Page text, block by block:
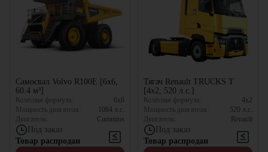
Самосвал Volvo R100E [6x6,
60.4 м³]
Колёсная формула:
6x6
Мощность двигателя:
1084 л.с.
Двигатель:
Cummins
Под заказ
Товар распродан
Тягач Renault TRUCKS T
[4x2, 520 л.с.]
Колёсная формула:
4x2
Мощность двигателя:
520 л.с.
Двигатель:
Renault
Под заказ
Товар распродан